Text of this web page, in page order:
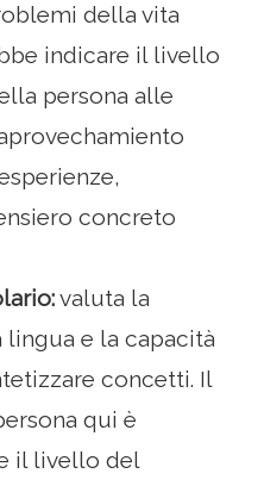
della vita
indicare il livello
persona alle
concreto
valuta la
e la capacità
concetti. Il
qui è
il livello del